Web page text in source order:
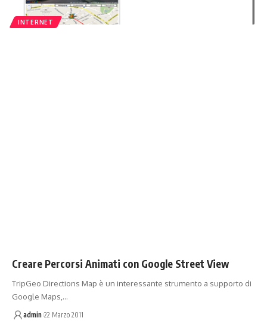
INTERNET
Creare Percorsi Animati con Google Street View
TripGeo Directions Map è un interessante strumento a supporto di
Google Maps,…
admin 22 Marzo 2011